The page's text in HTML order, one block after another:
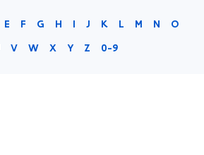
E F G H I J K L M N
O
V W X Y Z 0-9